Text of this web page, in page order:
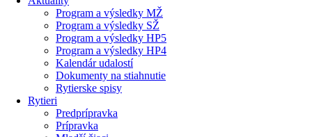
Program a výsledky MŽ
Program a výsledky SŽ
Program a výsledky HP5
Program a výsledky HP4
Kalendár udalostí
Dokumenty na stiahnutie
Rytierske spisy
Rytieri
Predprípravka
Prípravka